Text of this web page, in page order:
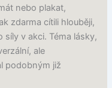
nebo plakat,
zdarma cítili hlouběji,
v akci. Téma lásky,
ale
podobným již